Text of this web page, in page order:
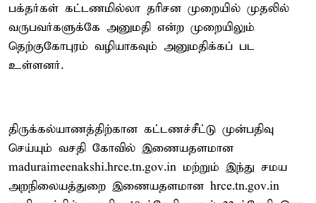
பக்தர்கள் கட்டணமில்லா தரிசன முறையில் முதலில்
வருபவர்களுக்கே அனுமதி என்ற முறையிலும்
தெற்குகோபுரம் வழியாகவும் அனுமதிக்கப் பட
உள்ளனர்.
திருக்கல்யாணத்திற்கான கட்டணச்சீட்டு முன்பதிவு
செய்யும் வசதி கோவில் இணையதளமான
maduraimeenakshi.hrce.tn.gov.in மற்றும் இந்து சமய
அறநிலையத்துறை இணையதளமான hrce.tn.gov.in